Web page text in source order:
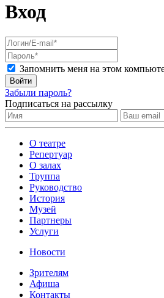
Вход
Запомнить меня на этом
Войти
Забыли пароль?
Подписаться на рассылку
О театре
Репертуар
О залах
Труппа
Руководство
История
Музей
Партнеры
Услуги
Новости
Зрителям
Афиша
Контакты